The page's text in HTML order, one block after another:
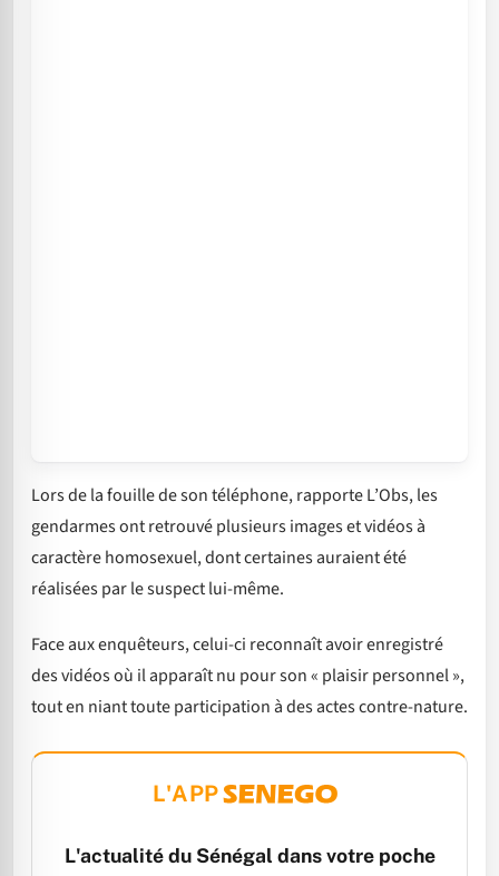
Lors de la fouille de son téléphone, rapporte L’Obs, les
gendarmes ont retrouvé plusieurs images et vidéos à
caractère homosexuel, dont certaines auraient été
réalisées par le suspect lui-même.
Face aux enquêteurs, celui-ci reconnaît avoir enregistré
des vidéos où il apparaît nu pour son « plaisir personnel »,
tout en niant toute participation à des actes contre-nature.
L'APP
L'actualité du Sénégal dans votre poche